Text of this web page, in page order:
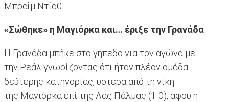
Μπραΐμ Ντίαθ.
«Σώθηκε» η Μαγιόρκα και… έριξε την Γρανάδα
Η Γρανάδα μπήκε στο γήπεδο για τον αγώνα με
την Ρεάλ γνωρίζοντας ότι ήταν πλέον ομάδα
δεύτερης κατηγορίας, ύστερα από τη νίκη
της Μαγιόρκα επί της Λας Πάλμας (1-0), αφού η